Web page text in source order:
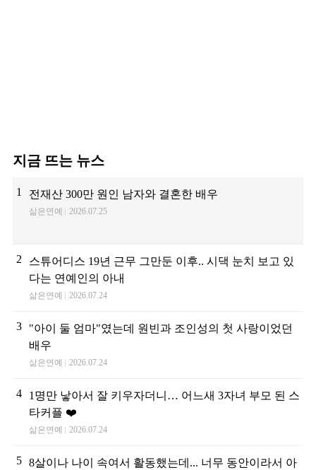
지금 뜨는 뉴스
1 전재산 300만 원인 남자와 결혼한 배우
삶은연예 2026.07.25
2
스튜어디스 19년 근무 그만둔 이후.. 시댁 눈치 보고 있
다는 연예인의 아내
삶은연예 2026.07.24
3
"아이 둘 엄마"였는데 원빈과 조인성의 첫 사랑이었던
배우
삶은연예 2026.07.24
4
1명만 낳아서 잘 키우자더니… 어느새 3자녀 부모 된 스
타커플 ❤️
삶은연예 2026.07.24
5 8살이나 나이 속여서 활동했는데... 너무 동안이라서 아